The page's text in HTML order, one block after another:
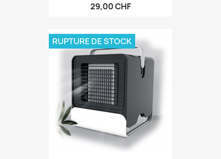
29,00 CHF
RUPTURE DE STOCK